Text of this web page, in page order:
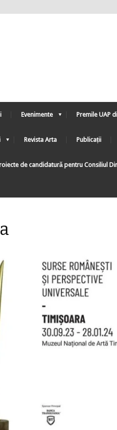
Evenimente Premile UAP
Revista Arta Publicații
de candidatură pentru Consiliul